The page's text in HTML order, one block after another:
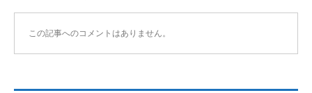
この記事へのコメントはありません。